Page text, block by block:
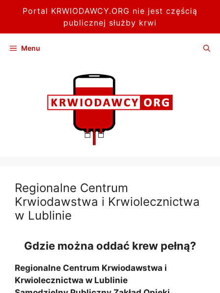
Portal KRWIODAWCY.ORG nie jest częścią
publicznej służby krwi
Menu
Regionalne Centrum
Krwiodawstwa i Krwiolecznictwa
w Lublinie
Gdzie można oddać krew pełną?
Regionalne Centrum Krwiodawstwa i
Krwiolecznictwa w Lublinie